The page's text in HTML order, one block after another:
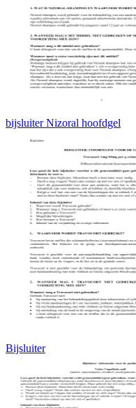
bijsluiter Nizoral hoofdgel
Bijsluiter